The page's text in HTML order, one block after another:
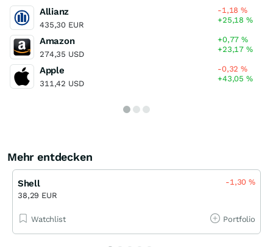
Allianz
435,30 EUR
-1,18%
+25,18%
Amazon
274,35 USD
+0,77%
+23,17%
Apple
311,42 USD
-0,32%
+43,05%
Mehr entdecken
Shell
38,29 EUR
-1,30%
Watchlist Portfolio